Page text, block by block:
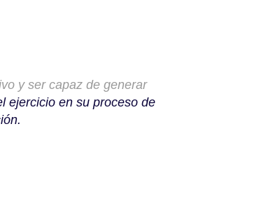
y ser capaz de generar
ejercicio en su proceso de